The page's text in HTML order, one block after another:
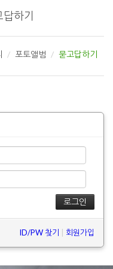
답하기
포토앨범 묻고답하기
ID/PW 찾기 | 회원가입